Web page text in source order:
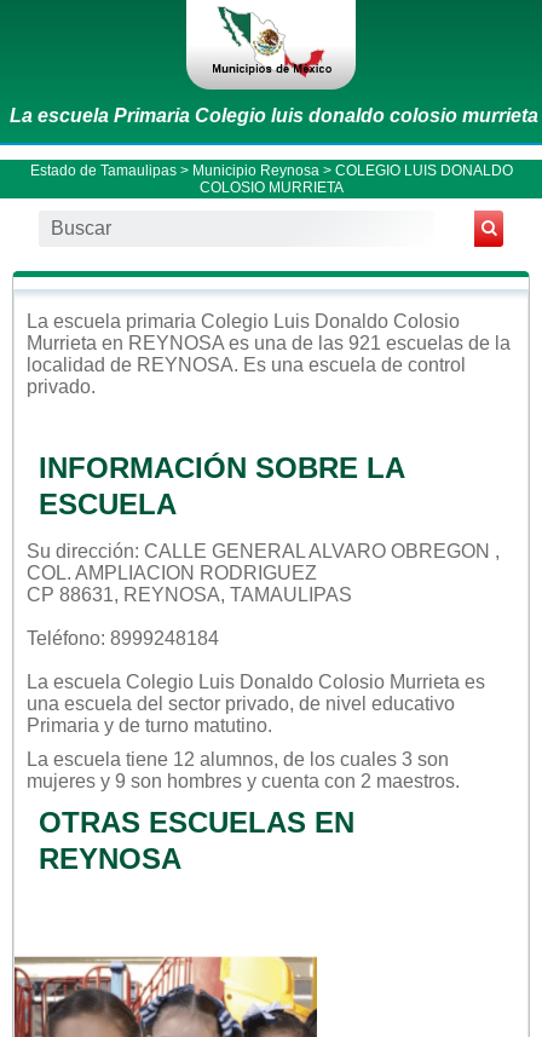
La escuela Primaria Colegio luis donaldo colosio murrieta
Estado de Tamaulipas> Municipio Reynosa > COLEGIO LUIS DONALDO
COLOSIO MURRIETA
La escuela primaria Colegio Luis Donaldo Colosio
Murrieta en REYNOSA es una de las 921 escuelas de la
localidad de REYNOSA. Es una escuela de control
privado.
INFORMACIÓN SOBRE LA
ESCUELA
Su dirección: CALLE GENERAL ALVARO OBREGON ,
COL. AMPLIACION RODRIGUEZ
CP 88631, REYNOSA, TAMAULIPAS
Teléfono: 8999248184
La escuela Colegio Luis Donaldo Colosio Murrieta es
una escuela del sector privado, de nivel educativo
Primaria y de turno matutino.
La escuela tiene 12 alumnos, de los cuales 3 son
mujeres y 9 son hombres y cuenta con 2 maestros.
OTRAS ESCUELAS EN
REYNOSA